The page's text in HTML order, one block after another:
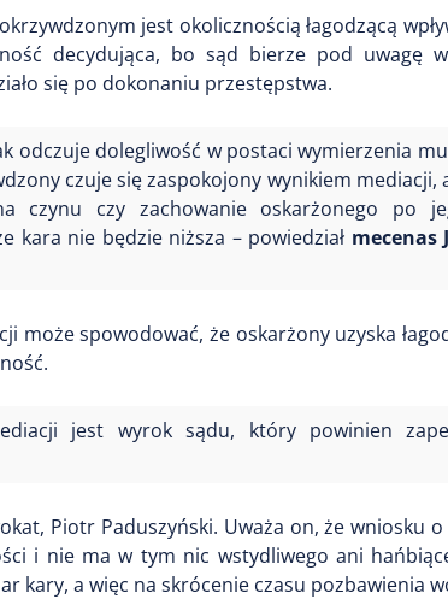
jest okolicznością łagodzącą
decydująca, bo sąd bierze pod uwagę
się po dokonaniu przestępstwa.
odczuje dolegliwość w postaci wymierzenia
czuje się zaspokojony wynikiem mediacji,
czynu czy zachowanie oskarżonego po
kara nie będzie niższa – powiedział mecenas
może spowodować, że oskarżony uzyska
jest wyrok sądu, który powinien
Piotr Paduszyński. Uważa on, że wniosku
i nie ma w tym nic wstydliwego ani
kary, a więc na skrócenie czasu pozbawienia